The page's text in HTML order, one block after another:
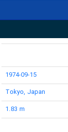
1974-09-15
Tokyo, Japan
1.83 m